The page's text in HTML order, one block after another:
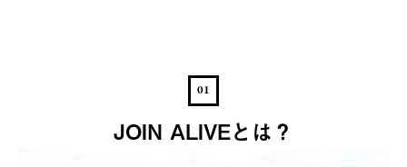
01
JOIN ALIVEとは？